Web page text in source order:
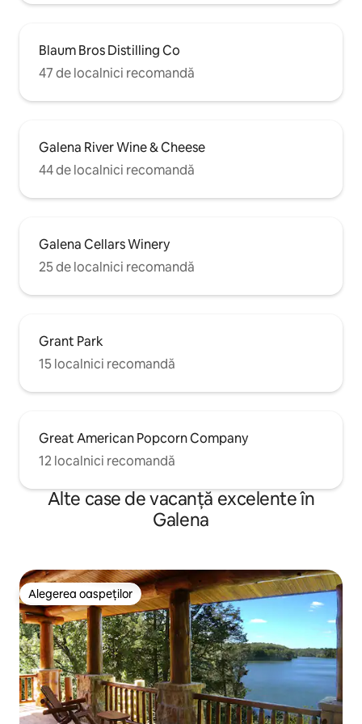
Blaum Bros Distilling Co
47 de localnici recomandă
Galena River Wine & Cheese
44 de localnici recomandă
Galena Cellars Winery
25 de localnici recomandă
Grant Park
15 localnici recomandă
Great American Popcorn Company
12 localnici recomandă
Alte case de vacanță excelente în
Galena
Alegerea oaspeților
Alegerea oaspeților